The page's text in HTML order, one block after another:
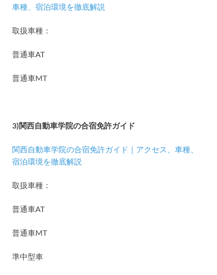
車種、宿泊環境を徹底解説
取扱車種：
普通車AT
普通車MT
3)関西自動車学院の合宿免許ガイド
関西自動車学院の合宿免許ガイド｜アクセス、車種、
宿泊環境を徹底解説
取扱車種：
普通車AT
普通車MT
準中型車